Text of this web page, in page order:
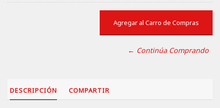
← Continúa Comprando
DESCRIPCIÓN COMPARTIR